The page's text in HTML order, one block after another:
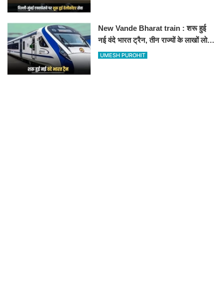
New Vande Bharat train : शरू हुई
नई वंदे भारत ट्रैन, तीन राज्यों के लाखों लोगों
का सफर होगा आसान, देखें पूरा रूटमैप
UMESH PUROHIT